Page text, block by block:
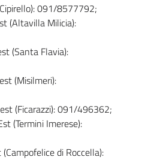
091/8577792;
(Altavilla Milicia):
(Santa Flavia):
(Misilmeri):
(Ficarazzi): 091/496362;
(Termini Imerese):
di Roccella):